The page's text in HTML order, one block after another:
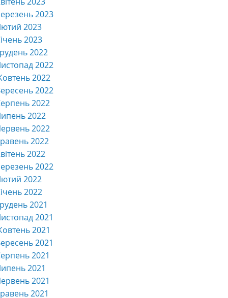
2023
2023
2023
2022
2022
2022
2022
2022
2022
2022
2022
2022
2022
2022
2022
2021
2021
2021
2021
2021
2021
2021
2021